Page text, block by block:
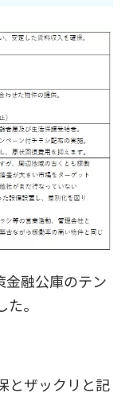
金融公庫のテン
。
とザックリと記